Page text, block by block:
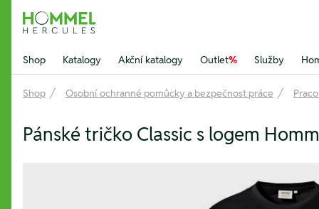
Hommel Hercules
Shop Katalogy Akční katalogy Outlet% Služby
Shop Osobní ochranné pomůcky a bezpečnost práce
Pánské tričko Classic s logem